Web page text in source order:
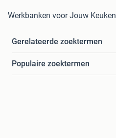
Werkbanken voor Jouw Keuken
Gerelateerde zoektermen
Populaire zoektermen